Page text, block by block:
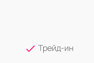
Трейд-ин